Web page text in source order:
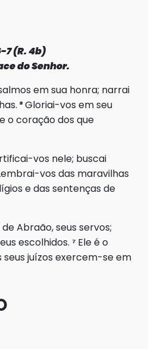
7 (R. 4b)
do Senhor.
em sua honra; narrai
³Gloriai-vos em seu
o coração dos que
vos nele; buscai
vos das maravilhas
e das sentenças de
Abraão, seus servos;
escolhidos. ⁷ Ele é o
seus juízos exercem-se em